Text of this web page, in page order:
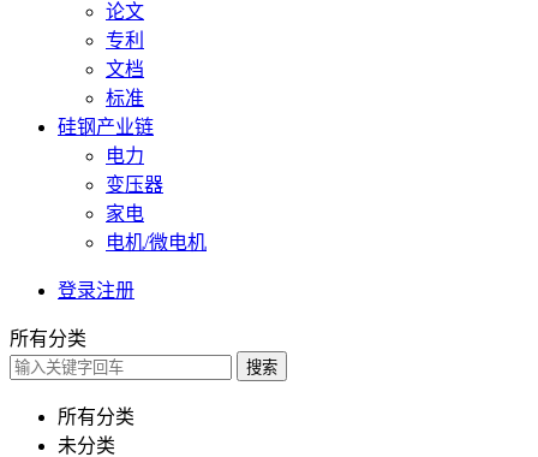
论文
专利
文档
标准
硅钢产业链
电力
变压器
家电
电机/微电机
登录注册
所有分类
搜索
所有分类
未分类